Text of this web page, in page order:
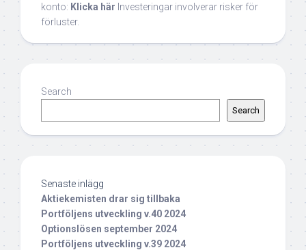
konto: Klicka här Investeringar involverar risker för
förluster.
Search
Search
Senaste inlägg
Aktiekemisten drar sig tillbaka
Portföljens utveckling v.40 2024
Optionslösen september 2024
Portföljens utveckling v.39 2024